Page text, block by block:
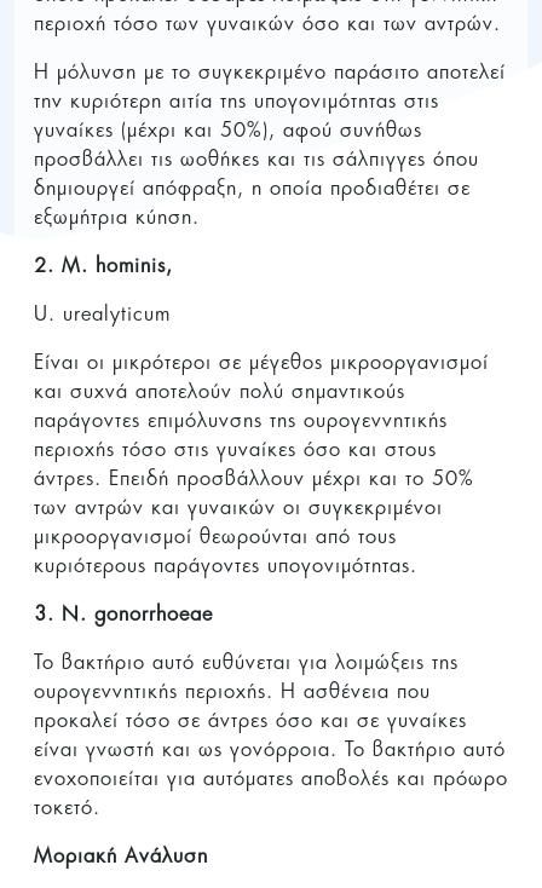
περιοχή τόσο των γυναικών όσο και των αντρών.
Η μόλυνση με το συγκεκριμένο παράσιτο αποτελεί
την κυριότερη αιτία της υπογονιμότητας στις
γυναίκες (μέχρι και 50%), αφού συνήθως
προσβάλλει τις ωοθήκες και τις σάλπιγγες όπου
δημιουργεί απόφραξη, η οποία προδιαθέτει σε
εξωμήτρια κύηση.
2. Μ. hominis,
U. urealyticum
Είναι οι μικρότεροι σε μέγεθος μικροοργανισμοί
και συχνά αποτελούν πολύ σημαντικούς
παράγοντες επιμόλυνσης της ουρογεννητικής
περιοχής τόσο στις γυναίκες όσο και στους
άντρες. Επειδή προσβάλλουν μέχρι και το 50%
των αντρών και γυναικών οι συγκεκριμένοι
μικροοργανισμοί θεωρούνται από τους
κυριότερους παράγοντες υπογονιμότητας.
3. N. gonorrhoeae
Το βακτήριο αυτό ευθύνεται για λοιμώξεις της
ουρογεννητικής περιοχής. Η ασθένεια που
προκαλεί τόσο σε άντρες όσο και σε γυναίκες
είναι γνωστή και ως γονόρροια. Το βακτήριο αυτό
ενοχοποιείται για αυτόματες αποβολές και πρόωρο
τοκετό.
Μοριακή Ανάλυση